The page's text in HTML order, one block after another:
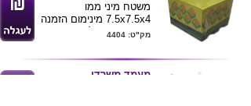
משטח מיני ממו
7.5x7.5x4 מינימום הזמנה
300 יחי` ניתן להדפיס צבעמק"ט: 4404
מעמד משרדי